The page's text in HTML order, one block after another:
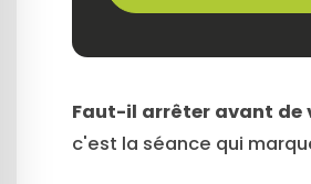
Faut-il arrêter avant de
c'est la séance qui